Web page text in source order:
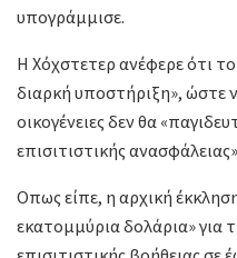
υπογράμμισε.
Η Χόχστετερ ανέφερε ότι
διαρκή υποστήριξη», ώστε
οικογένειες δεν θα
επισιτιστικής
Οπως είπε, η αρχική
εκατομμύρια δολάρια» για